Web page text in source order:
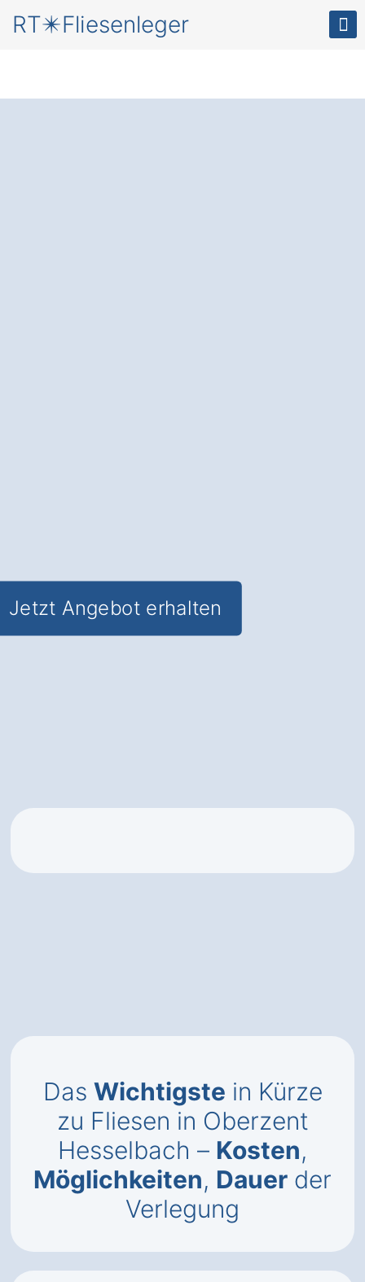
RT✴️Fliesenleger
Jetzt Angebot erhalten
Das Wichtigste in Kürze
zu Fliesen in Oberzent
Hesselbach – Kosten,
Möglichkeiten, Dauer der
Verlegung